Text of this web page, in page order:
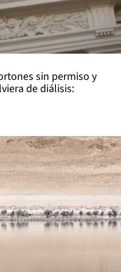
sin permiso y
de diálisis: